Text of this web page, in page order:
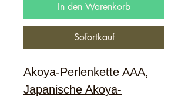
In den Warenkorb
Sofortkauf
Akoya-Perlenkette AAA,
Japanische Akoya-